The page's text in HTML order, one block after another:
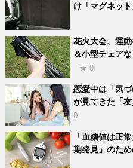
け「マグネッ
花火大会、運
＆小型チェア
★ 0
恋愛中は「気
が見てきた「
0
「血糖値は正
期発見」のた